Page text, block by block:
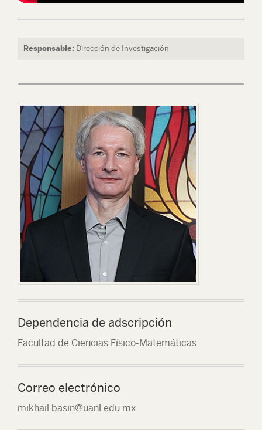
Responsable: Dirección de Investigación
Dependencia de adscripción
Facultad de Ciencias Físico-Matemáticas
Correo electrónico
mikhail.basin@uanl.edu.mx